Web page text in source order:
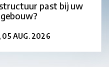
past bij uw
05 AUG. 2026